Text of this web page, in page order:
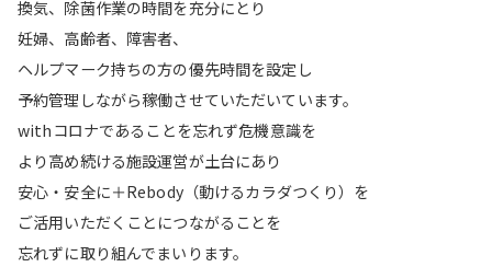
換気、除菌作業の時間を充分にとり
妊婦、高齢者、障害者、
ヘルプマーク持ちの方の優先時間を設定し
予約管理しながら稼働させていただいています。
withコロナであることを忘れず危機意識を
より高め続ける施設運営が土台にあり
安心・安全に＋Rebody（動けるカラダつくり）を
ご活用いただくことにつながることを
忘れずに取り組んでまいります。